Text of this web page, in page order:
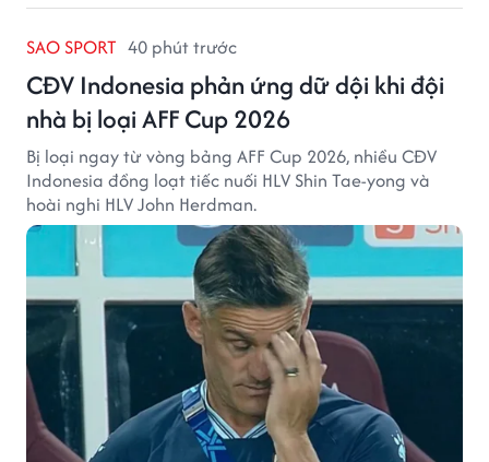
SAO SPORT 40 phút trước
CĐV Indonesia phản ứng dữ dội khi đội
nhà bị loại AFF Cup 2026
Bị loại ngay từ vòng bảng AFF Cup 2026, nhiều CĐV
Indonesia đồng loạt tiếc nuối HLV Shin Tae-yong và
hoài nghi HLV John Herdman.